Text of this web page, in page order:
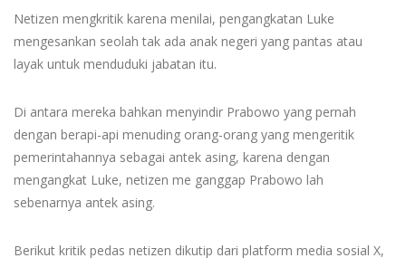
Netizen mengkritik karena menilai, pengangkatan Luke
mengesankan seolah tak ada anak negeri yang pantas atau
layak untuk menduduki jabatan itu.
Di antara mereka bahkan menyindir Prabowo yang pernah
dengan berapi-api menuding orang-orang yang mengeritik
pemerintahannya sebagai antek asing, karena dengan
mengangkat Luke, netizen me ganggap Prabowo lah
sebenarnya antek asing.
Berikut kritik pedas netizen dikutip dari platform media sosial X,